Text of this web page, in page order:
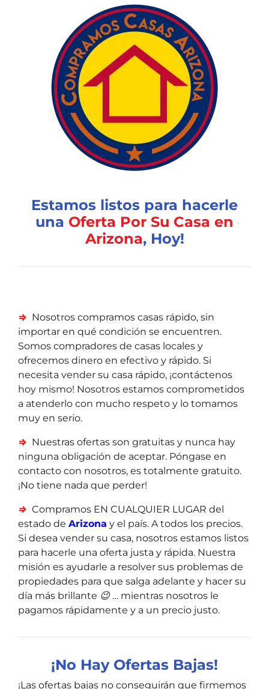
Estamos listos para hacerle
una Oferta Por Su Casa en
Arizona, Hoy!
⇒ Nosotros compramos casas rápido, sin
importar en qué condición se encuentren.
Somos compradores de casas locales y
ofrecemos dinero en efectivo y rápido. Si
necesita vender su casa rápido, ¡contáctenos
hoy mismo! Nosotros estamos comprometidos
a atenderlo con mucho respeto y lo tomamos
muy en serio.
⇒ Nuestras ofertas son gratuitas y nunca hay
ninguna obligación de aceptar. Póngase en
contacto con nosotros, es totalmente gratuito.
¡No tiene nada que perder!
⇒ Compramos EN CUALQUIER LUGAR del
estado de Arizona y el país. A todos los precios.
Si desea vender su casa, nosotros estamos listos
para hacerle una oferta justa y rápida. Nuestra
misión es ayudarle a resolver sus problemas de
propiedades para que salga adelante y hacer su
día más brillante 😉 … mientras nosotros le
pagamos rápidamente y a un precio justo.
¡No Hay Ofertas Bajas!
¡Las ofertas bajas no conseguirán que firmemos